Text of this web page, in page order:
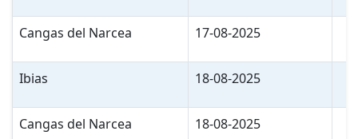
Cangas del Narcea 17-08-2025
Ibias 18-08-2025
Cangas del Narcea 18-08-2025